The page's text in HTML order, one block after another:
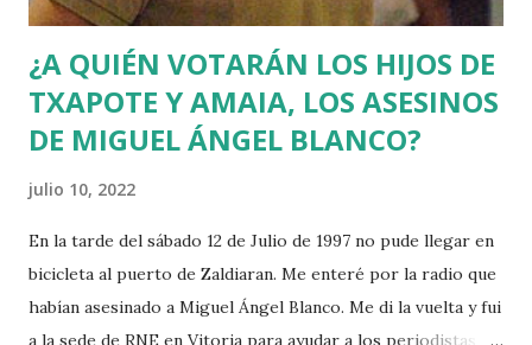
¿A QUIÉN VOTARÁN LOS HIJOS DE
TXAPOTE Y AMAIA, LOS ASESINOS
DE MIGUEL ÁNGEL BLANCO?
julio 10, 2022
En la tarde del sábado 12 de Julio de 1997 no pude llegar en
bicicleta al puerto de Zaldiaran. Me enteré por la radio que
habían asesinado a Miguel Ángel Blanco. Me di la vuelta y fui
a la sede de RNE en Vitoria para ayudar a los periodistas